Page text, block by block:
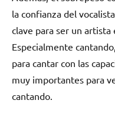
la confianza del
clave para ser un artista
Especialmente
para cantar con las
muy importantes para
cantando.